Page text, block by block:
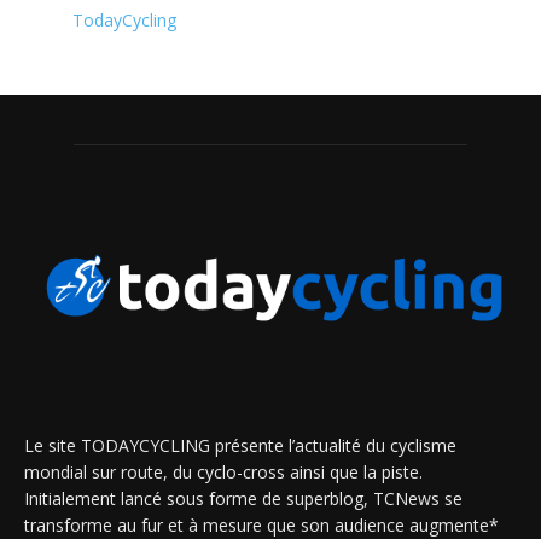
TodayCycling
Le site TODAYCYCLING présente l’actualité du cyclisme
mondial sur route, du cyclo-cross ainsi que la piste.
Initialement lancé sous forme de superblog, TCNews se
transforme au fur et à mesure que son audience augmente*